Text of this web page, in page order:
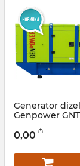
Generator dizel
Genpower GNT
009001015
0,00 ₼